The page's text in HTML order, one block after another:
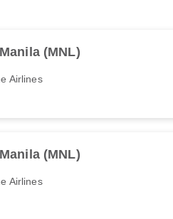
Manila (MNL)
Airlines
Manila (MNL)
Airlines